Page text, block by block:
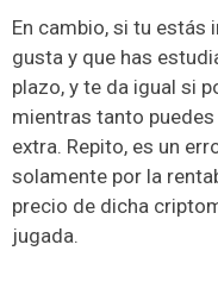
En cambio, si tu estás
gusta y que has
plazo, y te da igual si
mientras tanto
extra. Repito, es un
solamente por la
precio de dicha
jugada.